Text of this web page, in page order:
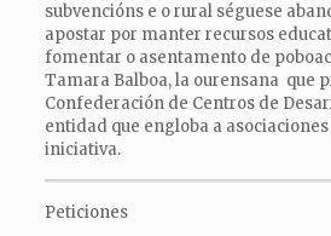
subvencións e o rural séguese
apostar por manter recursos
fomentar o asentamento de
Tamara Balboa, la ourensana que
Confederación de Centros de
entidad que engloba a
iniciativa.
Peticiones